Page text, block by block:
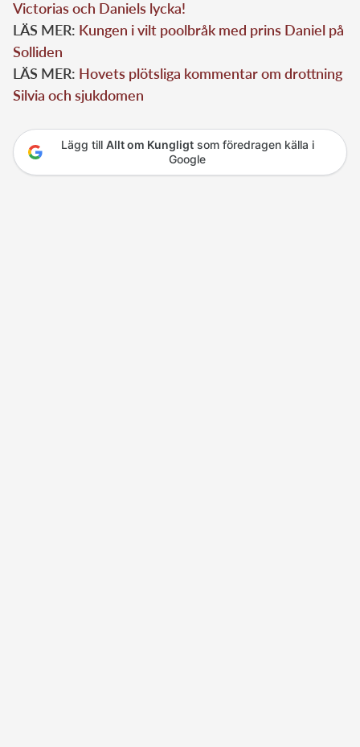
Victorias och Daniels lycka!
LÄS MER: Kungen i vilt poolbråk med prins Daniel på
Solliden
LÄS MER: Hovets plötsliga kommentar om drottning
Silvia och sjukdomen
Lägg till Allt om Kungligtsom föredragen källa i
Google